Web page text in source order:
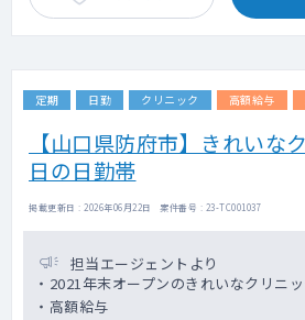
定期 日勤 クリニック 高額給与
【山口県防府市】きれい
日の日勤帯
掲載更新日 : 2026年06月22日 案件番号 : 23-TC001037
担当エージェントより
・2021年末オープンのきれいなクリニ
・高額給与